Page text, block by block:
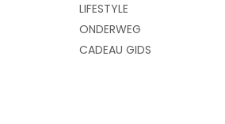
LIFESTYLE
ONDERWEG
CADEAU GIDS